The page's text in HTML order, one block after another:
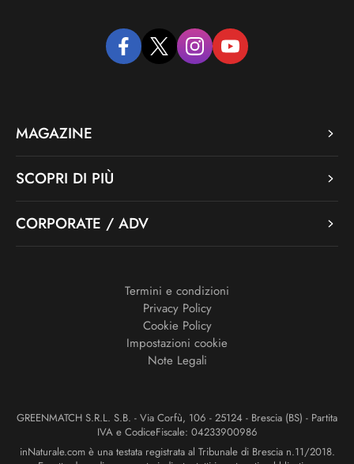
facebooktwitter instagramyoutube
MAGAZINE
SCOPRI DI PIÙ
CORPORATE / ADV
Termini e condizioni
Privacy Policy
Cookie Policy
Impostazioni cookie
Note Legali
GREENMATCH S.R.L. S.B. - Via Corfù, 106 - 25124 - Brescia (BS) - Partita
IVA e CodiceFiscale: 04233900986
inNaturale.com è una testata registrata al Tribunale di Brescia n.11/2018.